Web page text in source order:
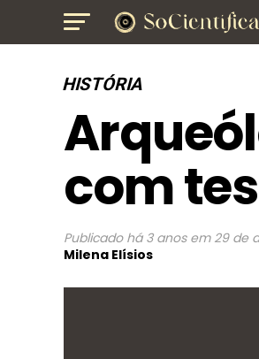
HISTÓRIA
com
Publicado há 3 anos em 29 de
Milena Elísios